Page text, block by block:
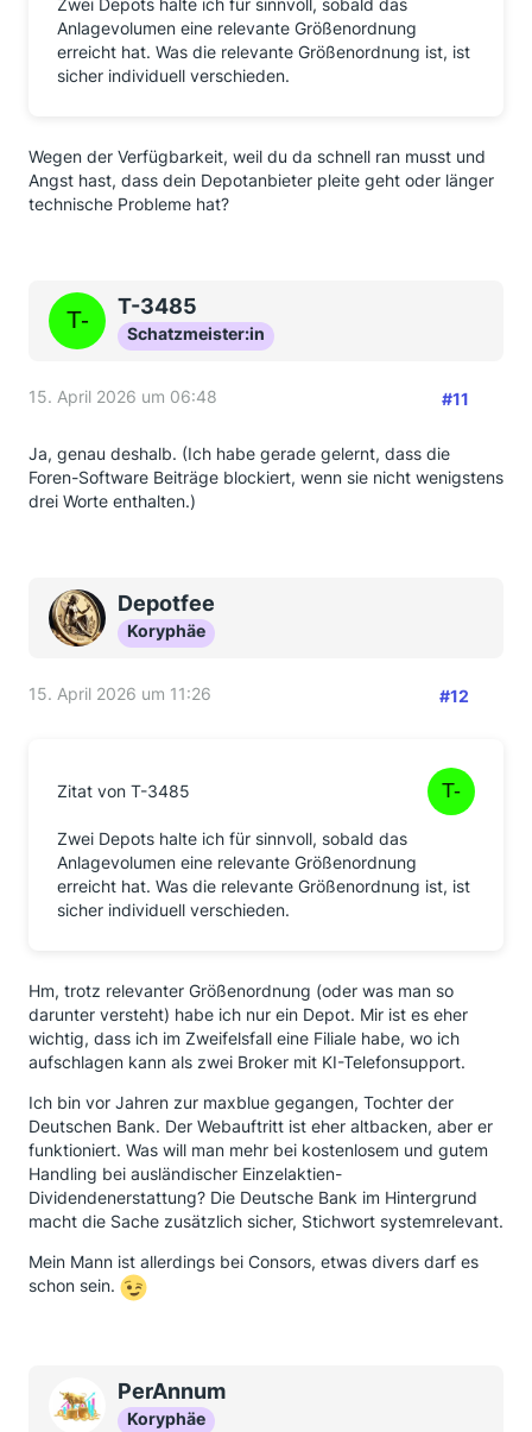
Zwei Depots halte ich für sinnvoll, sobald das
Anlagevolumen eine relevante Größenordnung
erreicht hat. Was die relevante Größenordnung ist, ist
sicher individuell verschieden.
Wegen der Verfügbarkeit, weil du da schnell ran musst und
Angst hast, dass dein Depotanbieter pleite geht oder länger
technische Probleme hat?
T-3485
Schatzmeister:in
15. April 2026 um 06:48 #11
Ja, genau deshalb. (Ich habe gerade gelernt, dass die
Foren-Software Beiträge blockiert, wenn sie nicht wenigstens
drei Worte enthalten.)
Depotfee
Koryphäe
15. April 2026 um 11:26 #12
Zitat von T-3485
Zwei Depots halte ich für sinnvoll, sobald das
Anlagevolumen eine relevante Größenordnung
erreicht hat. Was die relevante Größenordnung ist, ist
sicher individuell verschieden.
Hm, trotz relevanter Größenordnung (oder was man so
darunter versteht) habe ich nur ein Depot. Mir ist es eher
wichtig, dass ich im Zweifelsfall eine Filiale habe, wo ich
aufschlagen kann als zwei Broker mit KI-Telefonsupport.
Ich bin vor Jahren zur maxblue gegangen, Tochter der
Deutschen Bank. Der Webauftritt ist eher altbacken, aber er
funktioniert. Was will man mehr bei kostenlosem und gutem
Handling bei ausländischer Einzelaktien-
Dividendenerstattung? Die Deutsche Bank im Hintergrund
macht die Sache zusätzlich sicher, Stichwort systemrelevant.
Mein Mann ist allerdings bei Consors, etwas divers darf es
schon sein.
PerAnnum
Koryphäe